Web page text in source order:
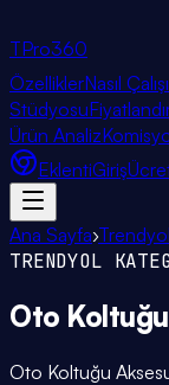
TPro360
ÖzelliklerNasıl
Stüdyosu
Ürün Analiz
EklentiGiriş
Ana Sayfa›
TRENDYOL
Oto
Oto Koltuğu